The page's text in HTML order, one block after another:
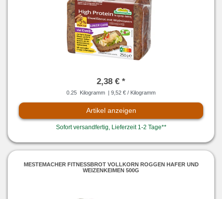
2,38 € *
0.25 Kilogramm | 9,52 € / Kilogramm
Artikel anzeigen
Sofort versandfertig, Lieferzeit 1-2 Tage**
MESTEMACHER FITNESSBROT VOLLKORN ROGGEN HAFER UND
WEIZENKEIMEN 500G